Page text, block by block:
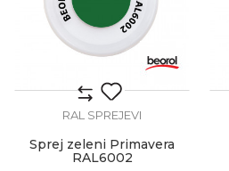
RAL SPREJEVI
Sprej zeleni Primavera
RAL6002